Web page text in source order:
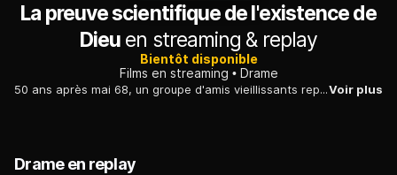
La preuve scientifique de l'existence de
Dieu en streaming & replay
Bientôt disponible
Films en streaming
Drame
50 ans après mai 68, un groupe d'amis vieillissants reprend son activité militante pour que la Suisse cesse d'exporter du matériel de guerre. Ils apportent ainsi la preuve qu'il n'est jamais trop tard pour se mobiliser et lutter avec fougue pour un monde plus juste.Voir plus
Drame en replay